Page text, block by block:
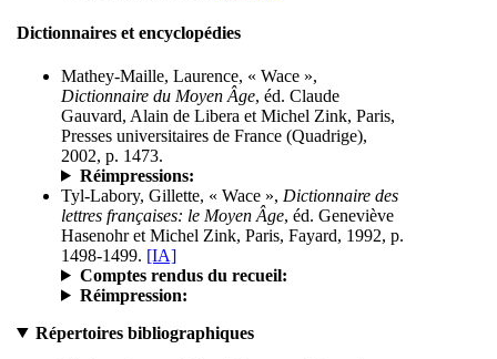
Dictionnaires et encyclopédies
Mathey-Maille, Laurence, « Wace »,
Dictionnaire du Moyen Âge, éd. Claude
Gauvard, Alain de Libera et Michel Zink, Paris,
Presses universitaires de France (Quadrige),
2002, p. 1473.
Réimpressions:
Tyl-Labory, Gillette, « Wace », Dictionnaire des
lettres françaises: le Moyen Âge, éd. Geneviève
Hasenohr et Michel Zink, Paris, Fayard, 1992, p.
1498-1499. [IA]
Comptes rendus du recueil:
Réimpression:
Répertoires bibliographiques